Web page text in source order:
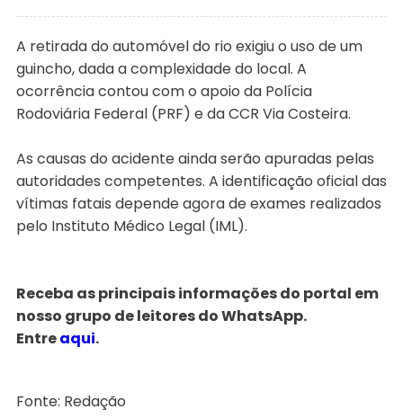
A retirada do automóvel do rio exigiu o uso de um
guincho, dada a complexidade do local. A
ocorrência contou com o apoio da Polícia
Rodoviária Federal (PRF) e da CCR Via Costeira.
As causas do acidente ainda serão apuradas pelas
autoridades competentes. A identificação oficial das
vítimas fatais depende agora de exames realizados
pelo Instituto Médico Legal (IML).
Receba as principais informações do portal em
nosso grupo de leitores do WhatsApp.
Entreaqui.
Fonte: Redação